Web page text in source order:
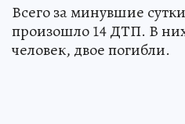
Всего за минувшие
произошло 14 ДТП. В
человек, двое погибли.